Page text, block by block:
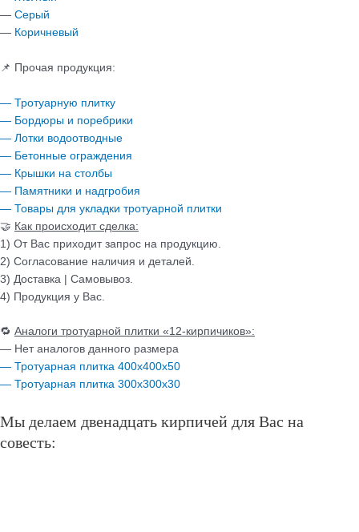
— Серый
— Коричневый
📌 Прочая продукция:
— Тротуарную плитку
— Бордюры и поребрики
— Лотки водоотводные
— Бетонные ограждения
— Крышки на столбы
— Памятники и надгробия
— Товары для укладки тротуарной плитки
🤝 Как происходит сделка:
1) От Вас приходит запрос на продукцию.
2) Согласование наличия и деталей.
3) Доставка | Самовывоз.
4) Продукция у Вас.
🔁 Аналоги тротуарной плитки «12-кирпичиков»:
— Нет аналогов данного размера
— Тротуарная плитка 400х400х50
— Тротуарная плитка 300х300х30
Мы делаем двенадцать кирпичей для Вас на
совесть: